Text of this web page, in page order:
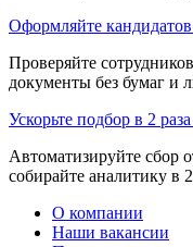
Оформляйте
Проверяйте
документы без бумаг и
Ускорьте подбор в 2
Автоматизируйте сбор
собирайте аналитику в
О компании
Наши вакансии